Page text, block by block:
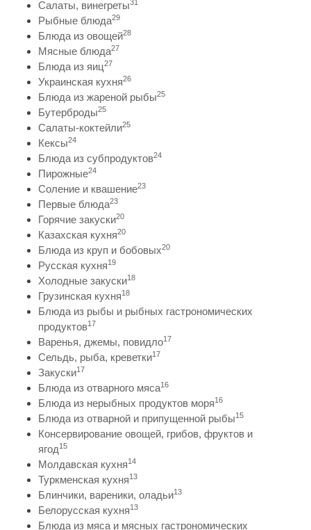
Салаты, винегреты31
Рыбные блюда29
Блюда из овощей28
Мясные блюда27
Блюда из яиц27
Украинская кухня26
Блюда из жареной рыбы25
Бутерброды25
Салаты-коктейли25
Кексы24
Блюда из субпродуктов24
Пирожные24
Соление и квашение23
Первые блюда23
Горячие закуски20
Казахская кухня20
Блюда из круп и бобовых20
Русская кухня19
Холодные закуски18
Грузинская кухня18
Блюда из рыбы и рыбных гастрономических
продуктов17
Варенья, джемы, повидло17
Сельдь, рыба, креветки17
Закуски17
Блюда из отварного мяса16
Блюда из нерыбных продуктов моря16
Блюда из отварной и припущенной рыбы15
Консервирование овощей, грибов, фруктов и
ягод15
Молдавская кухня14
Туркменская кухня13
Блинчики, вареники, оладьи13
Белорусская кухня13
Блюда из мяса и мясных гастрономических